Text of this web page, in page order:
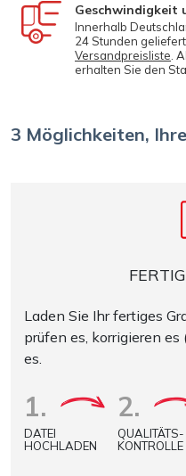
Geschwindigkeit
Innerhalb
24 Stunden
Versandpreisliste .
erhalten Sie den
3 Möglichkeiten,
Laden Sie Ihr fertiges
prüfen es, korrigieren
es.
1.
DATEI
HOCHLADEN
2.
QUALITÄTS-
KONTROLLE